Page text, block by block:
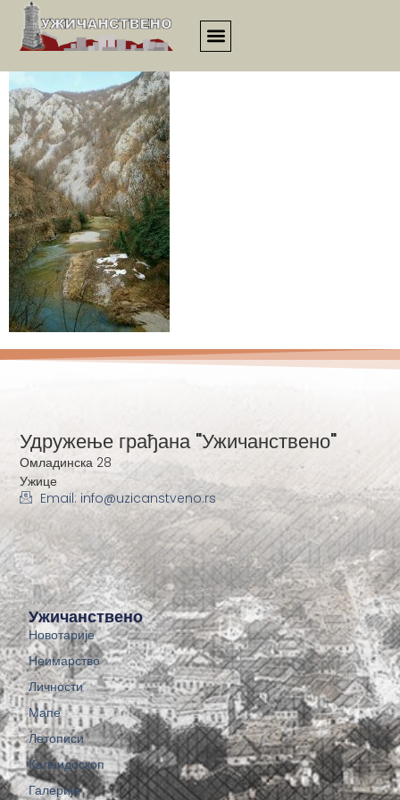
00290
Ужичанствено
Новотарије
Неимарство
Личности
Мапе
Летописи
Калеидоскоп
Галерије
Удружење грађана "Ужичанствено"
Омладинска 28
Ужице
Email: info@uzicanstveno.rs